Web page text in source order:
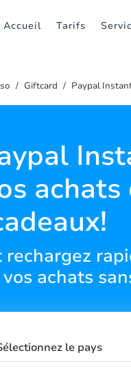
Accueil Tarifs
Giftcard Paypal
achats
le pays